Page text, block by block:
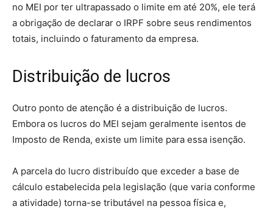
no MEI por ter ultrapassado o limite em até 20%, ele terá
a obrigação de declarar o IRPF sobre seus rendimentos
totais, incluindo o faturamento da empresa.
Distribuição de lucros
Outro ponto de atenção é a distribuição de lucros.
Embora os lucros do MEI sejam geralmente isentos de
Imposto de Renda, existe um limite para essa isenção.
A parcela do lucro distribuído que exceder a base de
cálculo estabelecida pela legislação (que varia conforme
a atividade) torna-se tributável na pessoa física e,